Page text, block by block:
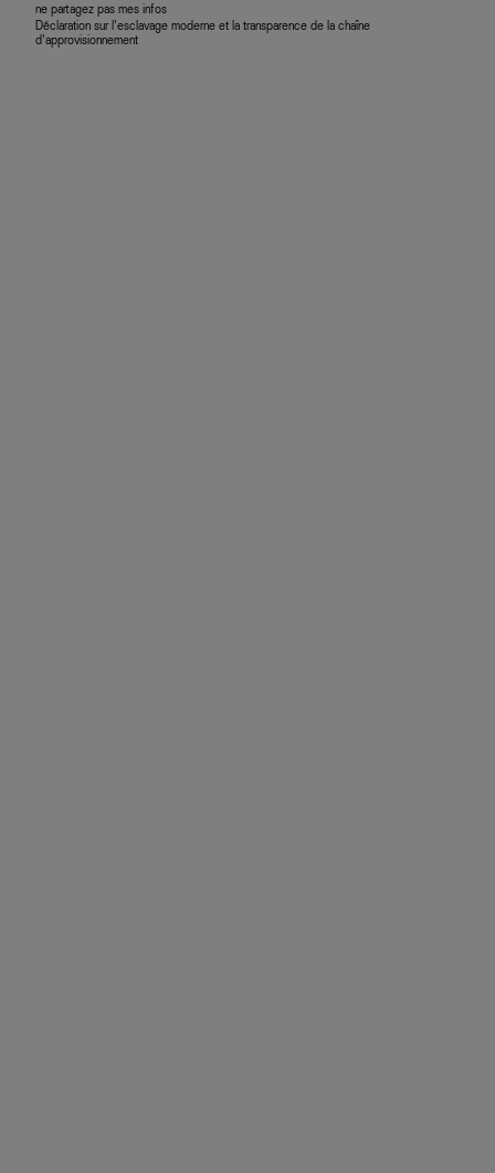
ne partagez pas mes infos
Déclaration sur l’esclavage moderne et la transparence de la chaîne
d’approvisionnement